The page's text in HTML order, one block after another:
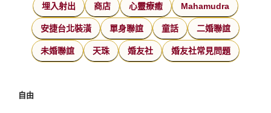
埋入射出 商店 心靈療癒 Mahamudra
安捷台北裝潢 單身聯誼 童話 二婚聯誼
未婚聯誼 天珠 婚友社 婚友社常見問題
自由